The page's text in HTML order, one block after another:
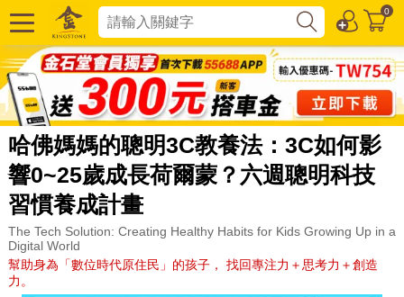
0
哈佛媽媽的聰明3C教養法：3C如何影
響0~25歲成長荷爾蒙？六週聰明科技
習慣養成計畫
The Tech Solution: Creating Healthy Habits for Kids Growing Up in a
Digital World
幫助身為「數位時代原住民」的孩子， 找回專注力＋思考力＋創造
力。